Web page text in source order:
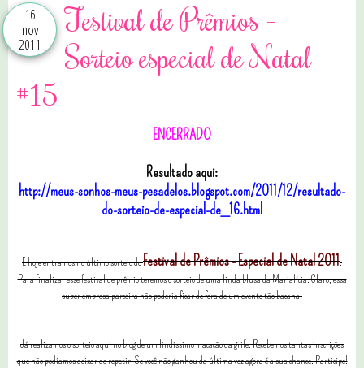
16
nov
2011
Festival de Prêmios -
Sorteio especial de Natal
#15
ENCERRADO
Resultado aqui:
http://meus-sonhos-meus-pesadelos.blogspot.com/2011/12/resultado-
do-sorteio-de-especial-de_16.html
E hoje entramos no último sorteio doFestival de Prêmios - Especial de Natal 2011.
Para finalizar esse festival de prêmio teremos o sorteio de uma linda blusa da Marialícia. Claro, essa
super empresa parceira não poderia ficar de fora de um evento tão bacana.
Já realizamos o sorteio aqui no blog de um lindíssimo macacão da grife. Recebemos tantas inscrições
que não podíamos deixar de repetir. Se você não ganhou da última vez agora é a sua chance. Participe!